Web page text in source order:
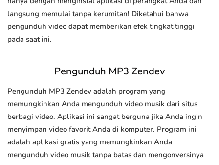
langsung memulai tanpa kerumitan! Diketahui bahwa
pengunduh video dapat memberikan efek tingkat tinggi
pada saat ini.
Pengunduh MP3 Zendev
Pengunduh MP3 Zendev adalah program yang
memungkinkan Anda mengunduh video musik dari situs
berbagi video. Aplikasi ini sangat berguna jika Anda ingin
menyimpan video favorit Anda di komputer. Program ini
adalah aplikasi gratis yang memungkinkan Anda
mengunduh video musik tanpa batas dan mengonversinya